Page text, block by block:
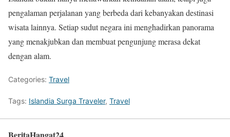
pengalaman perjalanan yang berbeda dari kebanyakan destinasi
wisata lainnya. Setiap sudut negara ini menghadirkan panorama
yang menakjubkan dan membuat pengunjung merasa dekat
dengan alam.
Categories: Travel
Tags: Islandia Surga Traveler, Travel
BeritaHangat24